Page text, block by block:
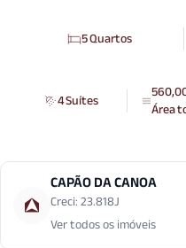
5 Quartos
4 Suítes Área
CAPÃO DA CANOA
Creci: 23.818J
Ver todos os imóveis